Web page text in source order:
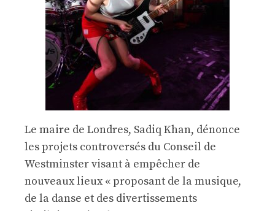
Le maire de Londres, Sadiq Khan, dénonce
les projets controversés du Conseil de
Westminster visant à empêcher de
nouveaux lieux « proposant de la musique,
de la danse et des divertissements